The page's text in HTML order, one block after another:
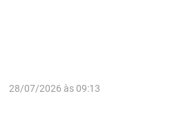
28/07/2026 às 09:13